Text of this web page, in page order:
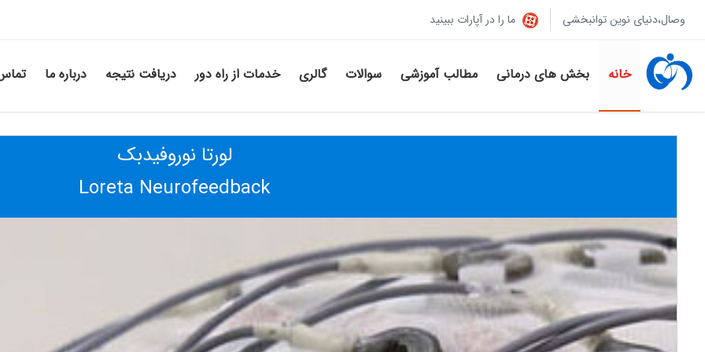
وصال،دنیای نوین توانبخشی ما را در آپارات ببینید
خانه بخش های درمانی مطالب آموزشی سوالات گالری خدمات از راه دور دریافت نتیجه درباره ما
لورتا نوروفیدبک
Loreta Neurofeedback